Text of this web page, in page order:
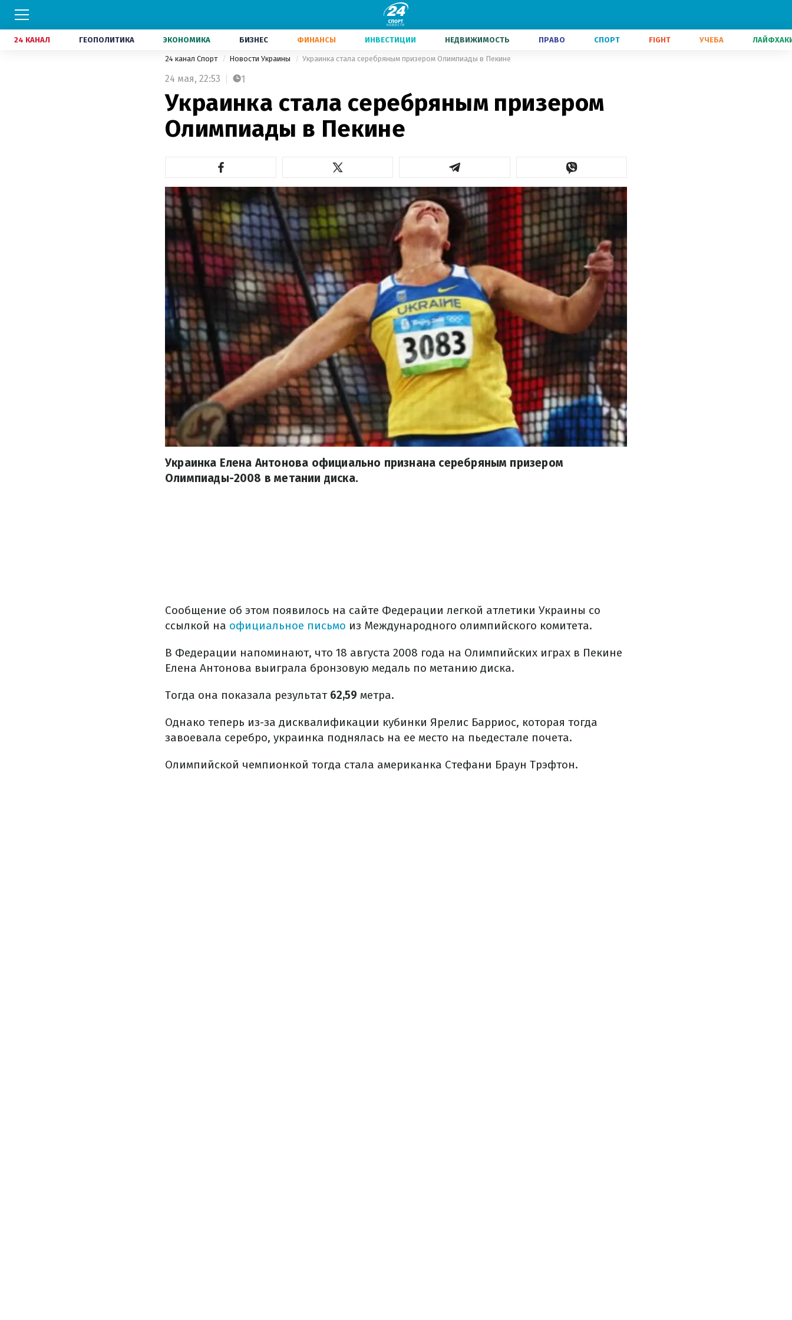
24 КАНАЛ ГЕОПОЛИТИКА ЭКОНОМИКА БИЗНЕС ФИНАНСЫ ИНВЕСТИЦИИ НЕДВИЖИМОСТЬ ПРАВО СПОРТ FIGHT УЧЕБА
24 канал Спорт Новости Украины Украинка стала серебряным призером Олимпиады в Пекине
24 мая, 22:53 1
Украинка стала серебряным призером
Олимпиады в Пекине
Украинка Елена Антонова официально признана серебряным призером
Олимпиады-2008 в метании диска.
Сообщение об этом появилось на сайте Федерации легкой атлетики Украины со
ссылкой на официальное письмо из Международного олимпийского комитета.
В Федерации напоминают, что 18 августа 2008 года на Олимпийских играх в Пекине
Елена Антонова выиграла бронзовую медаль по метанию диска.
Тогда она показала результат 62,59 метра.
Однако теперь из-за дисквалификации кубинки Ярелис Барриос, которая тогда
завоевала серебро, украинка поднялась на ее место на пьедестале почета.
Олимпийской чемпионкой тогда стала американка Стефани Браун Трэфтон.